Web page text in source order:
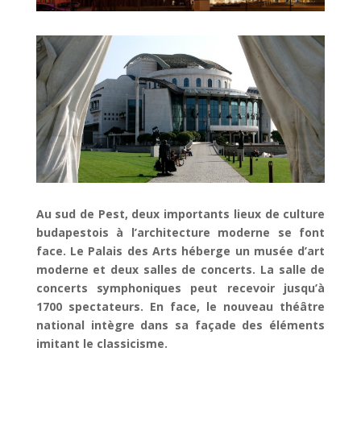
Au sud de Pest, deux importants lieux de culture
budapestois à l’architecture moderne se font
face. Le Palais des Arts héberge un musée d’art
moderne et deux salles de concerts. La salle de
concerts symphoniques peut recevoir jusqu’à
1700 spectateurs. En face, le nouveau théâtre
national intègre dans sa façade des éléments
imitant le classicisme.